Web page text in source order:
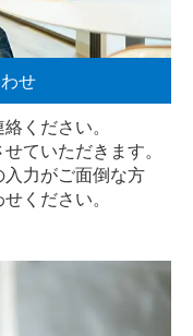
せ
ください。
ていただきます。
力がご面倒な方
ください。